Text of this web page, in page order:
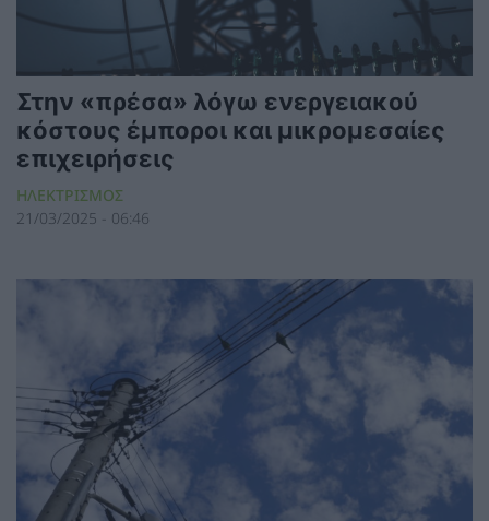
Στην «πρέσα» λόγω ενεργειακού
κόστους έμποροι και μικρομεσαίες
επιχειρήσεις
ΗΛΕΚΤΡΙΣΜΟΣ
21/03/2025 - 06:46